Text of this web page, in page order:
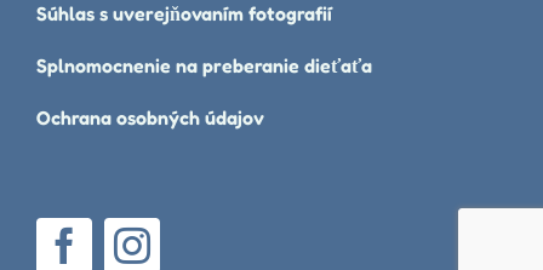
Súhlas s uverejňovaním fotografií
Splnomocnenie na preberanie dieťaťa
Ochrana osobných údajov